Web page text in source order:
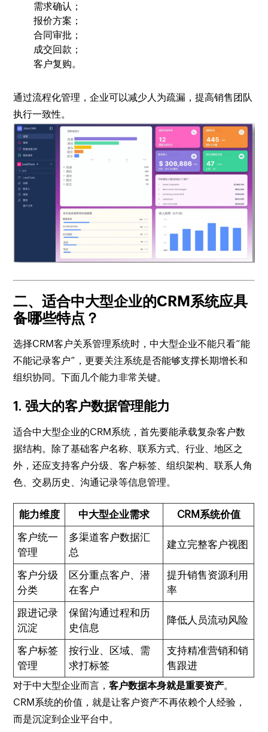
需求确认；
报价方案；
合同审批；
成交回款；
客户复购。
通过流程化管理，企业可以减少人为疏漏，提高销售团队
执行一致性。
二、适合中大型企业的CRM系统应具
备哪些特点？
选择CRM客户关系管理系统时，中大型企业不能只看“能
不能记录客户”，更要关注系统是否能够支撑长期增长和
组织协同。下面几个能力非常关键。
1. 强大的客户数据管理能力
适合中大型企业的CRM系统，首先要能承载复杂客户数
据结构。除了基础客户名称、联系方式、行业、地区之
外，还应支持客户分级、客户标签、组织架构、联系人角
色、交易历史、沟通记录等信息管理。
能力维度 中大型企业需求
CRM系统价值
客户统一
管理
多渠道客户数据汇
总
建立完整客户视图
客户分级
分类
区分重点客户、潜
在客户
提升销售资源利用
率
跟进记录
沉淀
保留沟通过程和历
史信息
降低人员流动风险
客户标签
管理
按行业、区域、需
求打标签
支持精准营销和销
售跟进
对于中大型企业而言，客户数据本身就是重要资产。
CRM系统的价值，就是让客户资产不再依赖个人经验，
而是沉淀到企业平台中。